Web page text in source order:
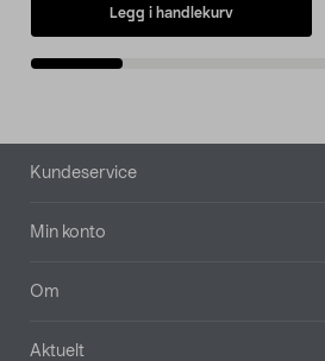
Legg i handlekurv
Bunntekst
Kundeservice
Min konto
Om
Aktuelt